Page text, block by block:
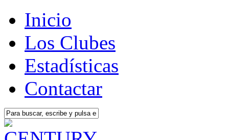
Inicio
Los Clubes
Estadísticas
Contactar